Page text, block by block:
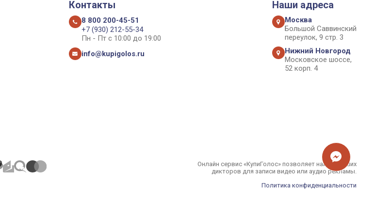
Контакты
8 800 200-45-51
+7 (930) 212-55-34
Пн - Пт с 10:00 до 19:00
info@kupigolos.ru
Наши адреса
Москва
Большой Саввинский
переулок, 9 стр. 3
Нижний Новгород
Московское шоссе,
52 корп. 4
Онлайн сервис «КупиГолос» позволяет найти лучших
дикторов для записи видео или аудио рекламы.
Политика конфиденциальности